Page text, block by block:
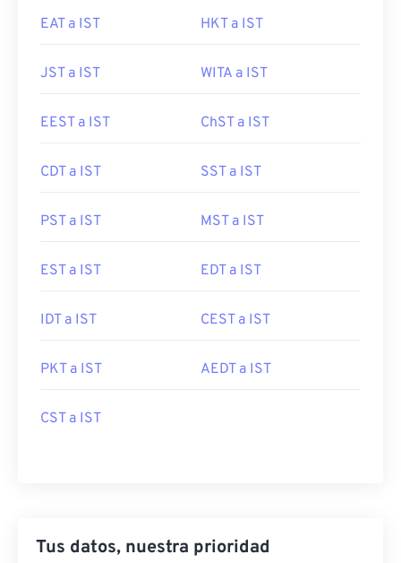
EAT a IST HKT a IST
JST a IST WITA a IST
EEST a IST ChST a IST
CDT a IST SST a IST
PST a IST MST a IST
EST a IST EDT a IST
IDT a IST CEST a IST
PKT a IST AEDT a IST
CST a IST
Tus datos, nuestra prioridad